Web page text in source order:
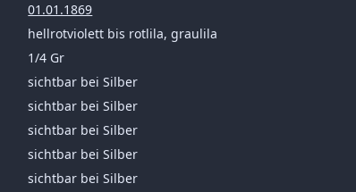
01.01.1869
hellrotviolett bis rotlila, graulila
1/4 Gr
sichtbar bei Silber
sichtbar bei Silber
sichtbar bei Silber
sichtbar bei Silber
sichtbar bei Silber